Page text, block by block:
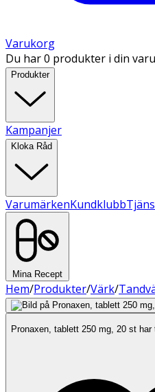
Varukorg
Du har 0 produkter i din
Produkter
Kampanjer
Kloka Råd
VarumärkenKundklubb
Mina Recept
Hem/Produkter/Värk/
Pronaxen, tablett 250 mg, 20 st